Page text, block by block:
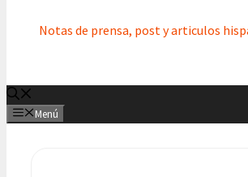
Notas de prensa, post y articulos
Menú